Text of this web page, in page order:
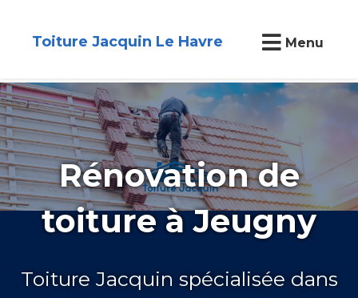
Toiture Jacquin Le Havre Menu
Rénovation de
toiture à Jeugny
Toiture Jacquin spécialisée dans